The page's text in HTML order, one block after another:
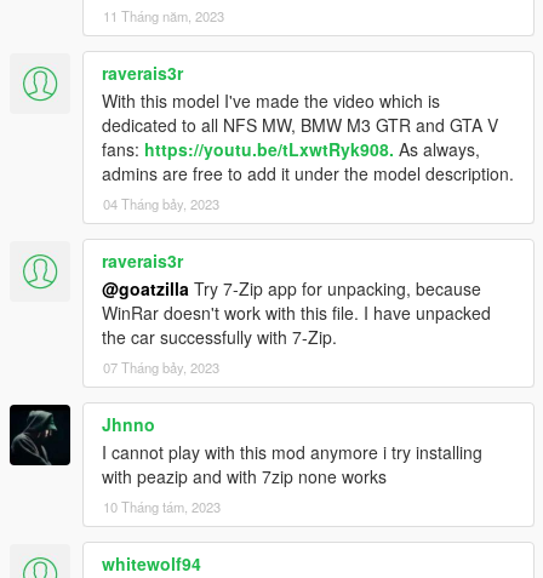
11 Tháng năm, 2023
raverais3r
With this model I've made the video which is
dedicated to all NFS MW, BMW M3 GTR and GTA V
fans: https://youtu.be/tLxwtRyk908. As always,
admins are free to add it under the model description.
04 Tháng bảy, 2023
raverais3r
@goatzilla Try 7-Zip app for unpacking, because
WinRar doesn't work with this file. I have unpacked
the car successfully with 7-Zip.
07 Tháng bảy, 2023
Jhnno
I cannot play with this mod anymore i try installing
with peazip and with 7zip none works
10 Tháng tám, 2023
whitewolf94